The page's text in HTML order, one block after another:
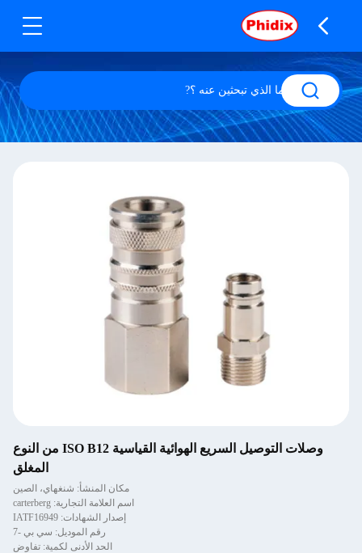
وصلات التوصيل السريع الهوائية القياسية ISO B12 من النوع
المغلق
مكان المنشأ: شنغهاي، الصين
اسم العلامة التجارية: carterberg
إصدار الشهادات: IATF16949
رقم الموديل: سي بي -7
الحد الأدنى لكمية: تفاوض